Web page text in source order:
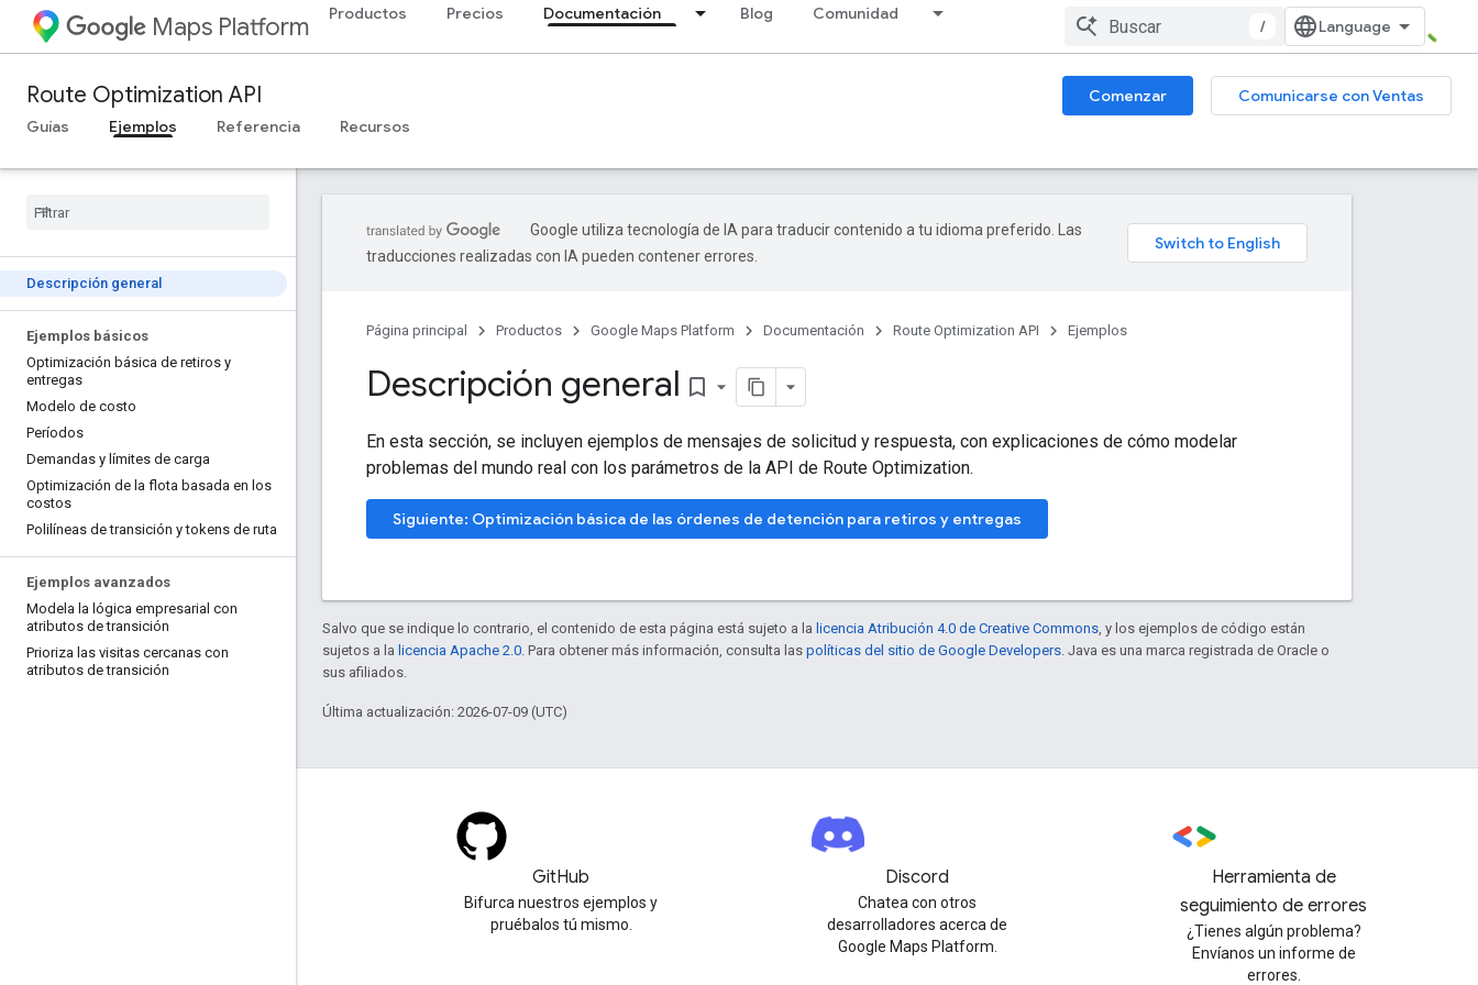
Maps Platform Productos Precios Documentación Blog Comunidad
/
Route Optimization API Comenzar
Comunicarse con Ventas
Guías
Ejemplos Referencia Recursos
Descripción general
Ejemplos básicos
Optimización básica de retiros y
entregas
Modelo de costo
Períodos
Demandas y límites de carga
Optimización de la flota basada en los
costos
Polilíneas de transición y tokens de ruta
Ejemplos avanzados
Modela la lógica empresarial con
atributos de transición
Prioriza las visitas cercanas con
atributos de transición
Google utiliza tecnología de IA para traducir contenido a tu idioma preferido. Las
traducciones realizadas con IA pueden contener errores.
Página principal Productos Google Maps Platform Documentación Route Optimization API Ejemplos
Descripción general bookmark_border
En esta sección, se incluyen ejemplos de mensajes de solicitud y respuesta, con explicaciones de cómo modelar
problemas del mundo real con los parámetros de la API de Route Optimization.
Siguiente: Optimización básica de las órdenes de detención para retiros y entregas
Salvo que se indique lo contrario, el contenido de esta página está sujeto a la licencia Atribución 4.0 de Creative Commons , y los ejemplos de código están
sujetos a la licencia Apache 2.0 . Para obtener más información, consulta las políticas del sitio de Google Developers . Java es una marca registrada de Oracle o
sus afiliados.
Última actualización: 2026-07-09 (UTC)
GitHub
Bifurca nuestros ejemplos y
pruébalos tú mismo.
Discord
Chatea con otros
desarrolladores acerca de
Google Maps Platform.
Herramienta de
seguimiento de errores
¿Tienes algún problema?
Envíanos un informe de
errores.